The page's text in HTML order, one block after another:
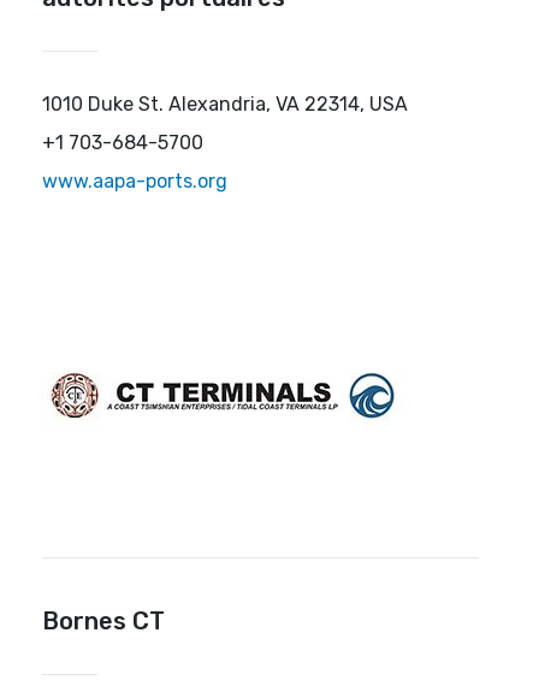
1010 Duke St. Alexandria, VA 22314, USA
+1 703-684-5700
www.aapa-ports.org
Bornes CT